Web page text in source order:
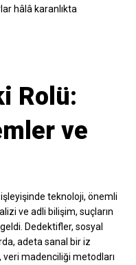
hâlâ karanlıkta
Rolü:
ve
işleyişinde teknoloji, önemli
ve adli bilişim, suçların
Dedektifler, sosyal
adeta sanal bir iz
veri madenciliği metodları